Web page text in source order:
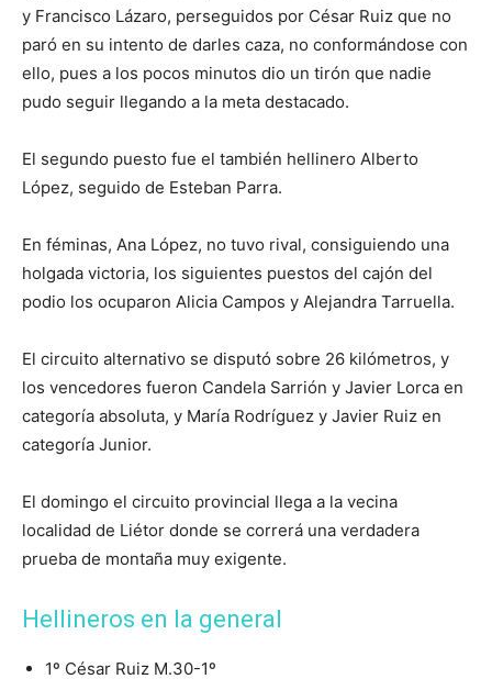
y Francisco Lázaro, perseguidos por César Ruiz que no
paró en su intento de darles caza, no conformándose con
ello, pues a los pocos minutos dio un tirón que nadie
pudo seguir llegando a la meta destacado.
El segundo puesto fue el también hellinero Alberto
López, seguido de Esteban Parra.
En féminas, Ana López, no tuvo rival, consiguiendo una
holgada victoria, los siguientes puestos del cajón del
podio los ocuparon Alicia Campos y Alejandra Tarruella.
El circuito alternativo se disputó sobre 26 kilómetros, y
los vencedores fueron Candela Sarrión y Javier Lorca en
categoría absoluta, y María Rodríguez y Javier Ruiz en
categoría Junior.
El domingo el circuito provincial llega a la vecina
localidad de Liétor donde se correrá una verdadera
prueba de montaña muy exigente.
Hellineros en la general
1º César Ruiz M.30-1º